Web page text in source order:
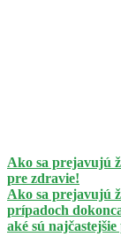
Ako sa prejavujú
pre zdravie!
Ako sa prejavujú
prípadoch
aké sú